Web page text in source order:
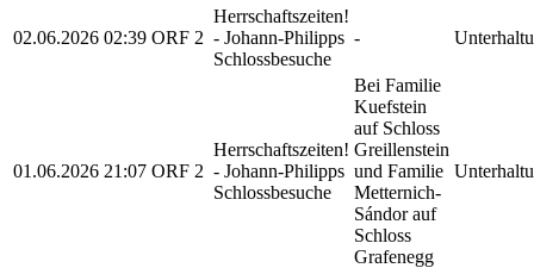
02.06.2026 02:39 ORF 2
Herrschaftszeiten!
- Johann-Philipps
Schlossbesuche
-
01.06.2026 21:07 ORF 2
Herrschaftszeiten!
- Johann-Philipps
Schlossbesuche
Bei Familie
Kuefstein
auf Schloss
Greillenstein
und Familie
Metternich-
Sándor auf
Schloss
Grafenegg